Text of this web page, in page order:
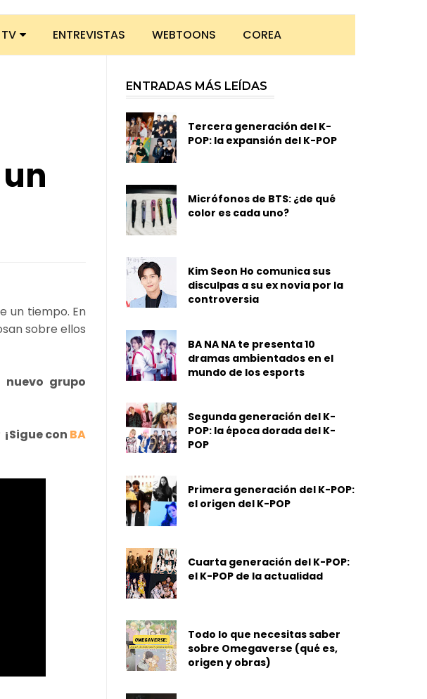
TV ENTREVISTAS WEBTOONS COREA
un tiempo. En
sobre ellos
grupo
¡Sigue con BA
ENTRADAS MÁS LEÍDAS
Tercera generación del K-
POP: la expansión del K-POP
Micrófonos de BTS: ¿de qué
color es cada uno?
Kim Seon Ho comunica sus
disculpas a su ex novia por la
controversia
BA NA NA te presenta 10
dramas ambientados en el
mundo de los esports
Segunda generación del K-
POP: la época dorada del K-
POP
Primera generación del K-POP:
el origen del K-POP
Cuarta generación del K-POP:
el K-POP de la actualidad
Todo lo que necesitas saber
sobre Omegaverse (qué es,
origen y obras)